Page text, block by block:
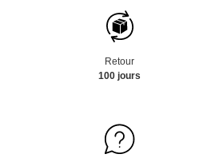
Retour
100 jours